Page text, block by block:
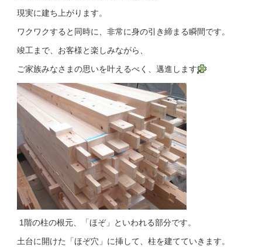
現実に建ち上がります。
ワクワクすると同時に、非常に身の引き締まる瞬間です。
竣工まで、お客様と楽しみながら、
ご家族みなさまの思いを叶えるべく、邁進します
1階の柱の根元、「ほぞ」といわれる部分です。
土台に開けた「ほぞ穴」に挿して、柱を建てていきます。